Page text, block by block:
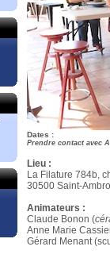
Dates :
Prendre contact avec
Lieu :
La Filature 784b,
30500 Saint-
Animateurs :
Claude Bonon (
Anne Marie
Gérard Menant